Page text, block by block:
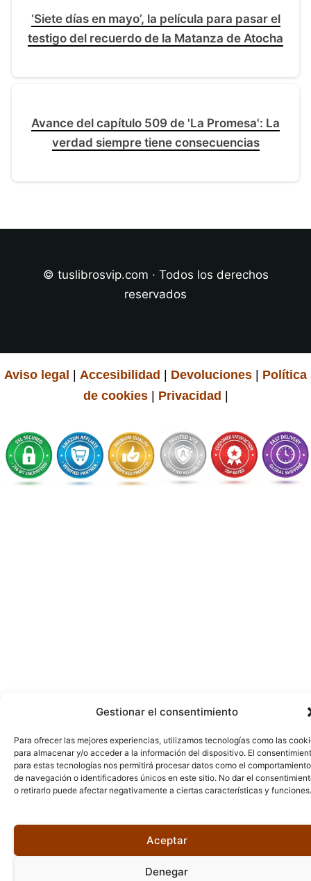
Gestionar el consentimiento
Para ofrecer las mejores experiencias, utilizamos tecnologías como las
para almacenar y/o acceder a la información del dispositivo. El
para estas tecnologías nos permitirá procesar datos como el comportamiento
de navegación o identificadores únicos en este sitio. No dar el
o retirarlo puede afectar negativamente a ciertas características y funciones.
Aceptar
Denegar
‘Siete días en mayo’, la película para pasar el
testigo del recuerdo de la Matanza de Atocha
Avance del capítulo 509 de 'La Promesa': La
verdad siempre tiene consecuencias
© tuslibrosvip.com · Todos los derechos
reservados
Aviso legal Accesibilidad Devoluciones
Política
de cookies| Privacidad